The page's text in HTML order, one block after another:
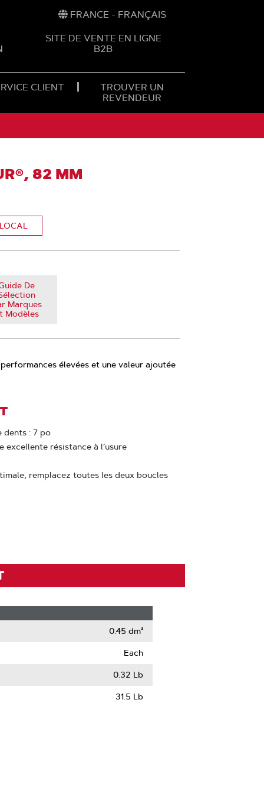
FRANCE - FRANÇAIS
SITE DE VENTE EN LIGNE
B2B
CLIENT
TROUVER UN
REVENDEUR
82 MM
De
Marques
Modèles
élevées et une valeur ajoutée
dents : 7 po
excellente résistance à l’usure
remplacez toutes les deux boucles
0.45 dm³
Each
0.32 Lb
31.5 Lb